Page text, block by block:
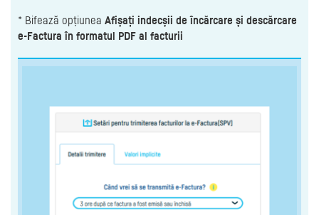
* Bifează opțiunea Afișați indecșii de încărcare și descărcare
e-Factura în formatul PDF al facturii